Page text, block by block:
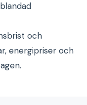
och
energipriser och